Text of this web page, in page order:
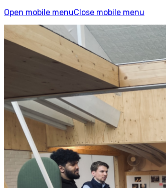
Open mobile menuClose mobile menu